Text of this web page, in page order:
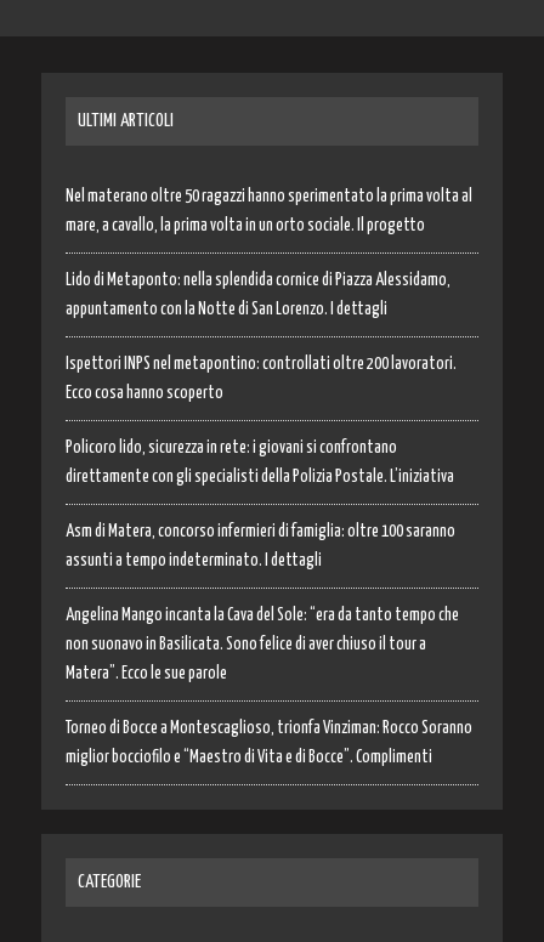
ULTIMI ARTICOLI
Nel materano oltre 50 ragazzi hanno sperimentato la prima volta al
mare, a cavallo, la prima volta in un orto sociale. Il progetto
Lido di Metaponto: nella splendida cornice di Piazza Alessidamo,
appuntamento con la Notte di San Lorenzo. I dettagli
Ispettori INPS nel metapontino: controllati oltre 200 lavoratori.
Ecco cosa hanno scoperto
Policoro lido, sicurezza in rete: i giovani si confrontano
direttamente con gli specialisti della Polizia Postale. L’iniziativa
Asm di Matera, concorso infermieri di famiglia: oltre 100 saranno
assunti a tempo indeterminato. I dettagli
Angelina Mango incanta la Cava del Sole: “era da tanto tempo che
non suonavo in Basilicata. Sono felice di aver chiuso il tour a
Matera”. Ecco le sue parole
Torneo di Bocce a Montescaglioso, trionfa Vinziman: Rocco Soranno
miglior bocciofilo e “Maestro di Vita e di Bocce”. Complimenti
CATEGORIE